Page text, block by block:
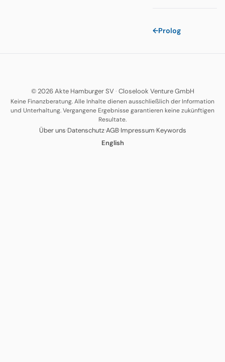
←Prolog
© 2026 Akte Hamburger SV· Closelook Venture GmbH
Keine Finanzberatung. Alle Inhalte dienen ausschließlich der Information
und Unterhaltung. Vergangene Ergebnisse garantieren keine zukünftigen
Resultate.
Über uns·Datenschutz·AGB·Impressum·Keywords
English